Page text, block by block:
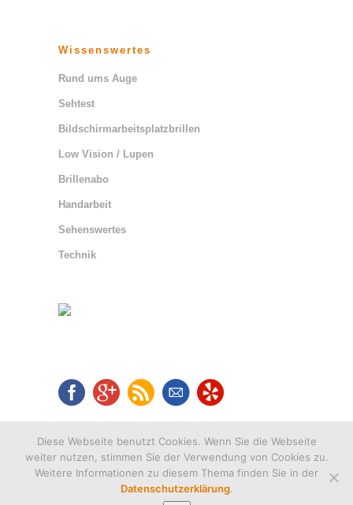
Wissenswertes
Rund ums Auge
Sehtest
Bildschirmarbeitsplatzbrillen
Low Vision / Lupen
Brillenabo
Handarbeit
Sehenswertes
Technik
Diese Webseite benutzt Cookies. Wenn Sie die Webseite
weiter nutzen, stimmen Sie der Verwendung von Cookies zu.
Weitere Informationen zu diesem Thema finden Sie in der
Datenschutzerklärung.